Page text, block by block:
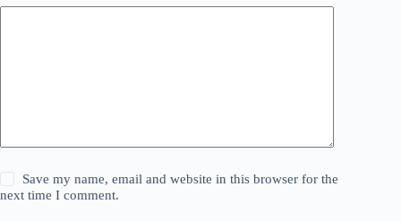
Save my name, email and website in this browser for the
next time I comment.